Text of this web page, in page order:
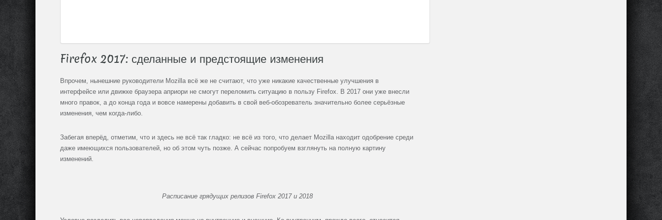
Firefox 2017: сделанные и предстоящие изменения
Впрочем, нынешние руководители Mozilla всё же не считают, что уже никакие качественные улучшения в
интерфейсе или движке браузера априори не смогут переломить ситуацию в пользу Firefox. В 2017 они уже внесли
много правок, а до конца года и вовсе намерены добавить в свой веб-обозреватель значительно более серьёзные
изменения, чем когда-либо.
Забегая вперёд, отметим, что и здесь не всё так гладко: не всё из того, что делает Mozilla находит одобрение среди
даже имеющихся пользователей, но об этом чуть позже. А сейчас попробуем взглянуть на полную картину
изменений.
Расписание грядущих релизов Firefox 2017 и 2018